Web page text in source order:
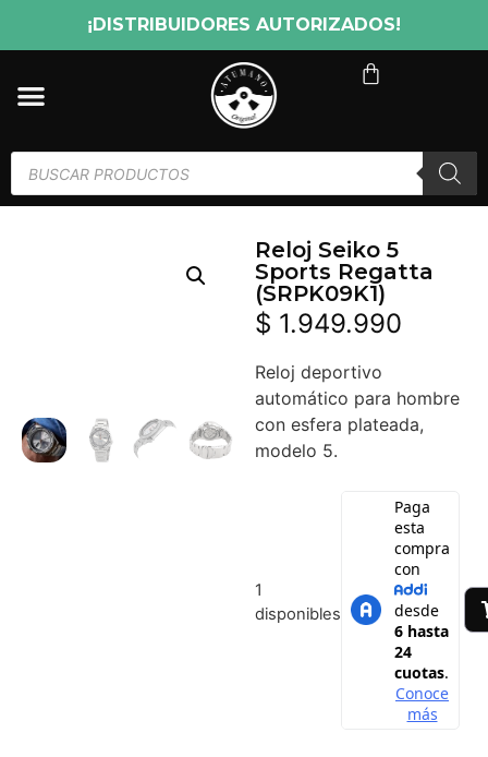
¡DISTRIBUIDORES AUTORIZADOS!
Reloj Seiko 5
Sports Regatta
(SRPK09K1)
$ 1.949.990
Reloj deportivo
automático para hombre
con esfera plateada,
modelo 5.
1
disponibles